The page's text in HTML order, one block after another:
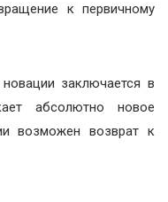
к первичному
заключается в
абсолютно новое
возможен возврат к